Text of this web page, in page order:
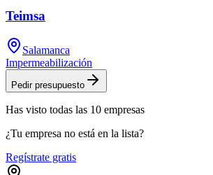
Teimsa
Salamanca
Impermeabilización
Pedir presupuesto
Has visto todas las 10 empresas
¿Tu empresa no está en la lista?
Regístrate gratis